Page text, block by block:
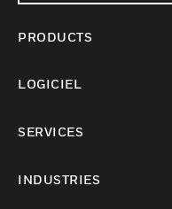
PRODUCTS
LOGICIEL
SERVICES
INDUSTRIES